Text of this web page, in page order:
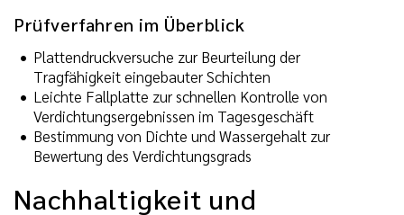
Prüfverfahren im Überblick
Plattendruckversuche zur Beurteilung der
Tragfähigkeit eingebauter Schichten
Leichte Fallplatte zur schnellen Kontrolle von
Verdichtungsergebnissen im Tagesgeschäft
Bestimmung von Dichte und Wassergehalt zur
Bewertung des Verdichtungsgrads
Nachhaltigkeit und